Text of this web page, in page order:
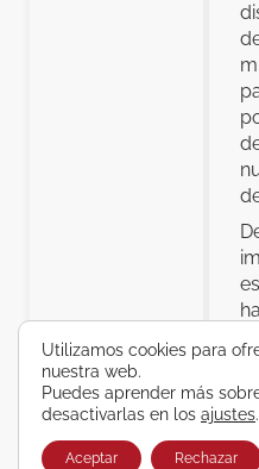
Utilizamos cookies para
nuestra web.
Puedes aprender más
desactivarlas en los ajustes.
Aceptar Rechazar